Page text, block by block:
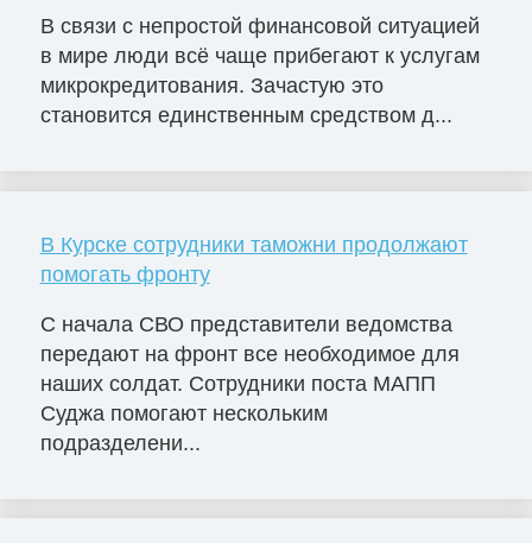
В связи с непростой финансовой ситуацией
в мире люди всё чаще прибегают к услугам
микрокредитования. Зачастую это
становится единственным средством д...
В Курске сотрудники таможни продолжают
помогать фронту
С начала СВО представители ведомства
передают на фронт все необходимое для
наших солдат. Сотрудники поста МАПП
Суджа помогают нескольким
подразделени...